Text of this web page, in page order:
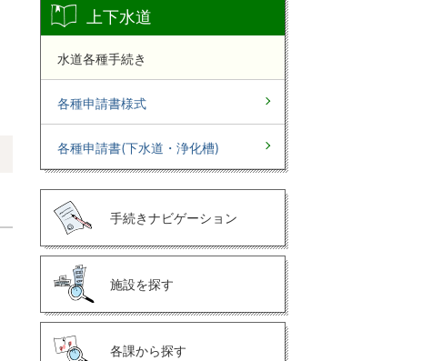
上下水道
水道各種手続き
各種申請書様式
各種申請書(下水道・浄化槽)
手続きナビゲーション
施設を探す
各課から探す